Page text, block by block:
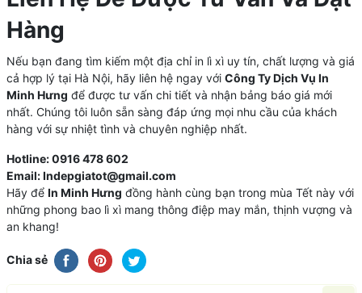
Hàng
Nếu bạn đang tìm kiếm một địa chỉ in lì xì uy tín, chất lượng và giá
cả hợp lý tại Hà Nội, hãy liên hệ ngay với Công Ty Dịch Vụ In
Minh Hưng để được tư vấn chi tiết và nhận bảng báo giá mới
nhất. Chúng tôi luôn sẵn sàng đáp ứng mọi nhu cầu của khách
hàng với sự nhiệt tình và chuyên nghiệp nhất.
Hotline: 0916 478 602
Email: Indepgiatot@gmail.com
Hãy để In Minh Hưng đồng hành cùng bạn trong mùa Tết này với
những phong bao lì xì mang thông điệp may mắn, thịnh vượng và
an khang!
Chia sẻ